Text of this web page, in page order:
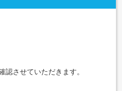
認させていただきます。